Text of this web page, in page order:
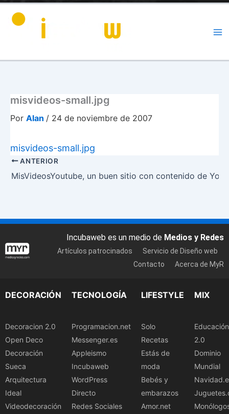
misvideos-small.jpg
Por Alan / 24 de noviembre de 2007
misvideos-small.jpg
ANTERIOR
MisVideosYoutube, un buen sitio con contenido de
Incubaweb es un medio de Medios y Redes
Artículos patrocinados
Servicio de Diseño web
Contacto
Acerca de MyR
DECORACIÓN
Decoracion 2.0
Open Deco
Decoración
Sueca
Arquitectura
Ideal
Videodecoración
TECNOLOGÍA
Programacion.net
Messenger.es
Appleismo
Incubaweb
WordPress
Directo
Redes Sociales
LIFESTYLE
Solo
Recetas
Estás de
moda
Bebés y
embarazos
Amor.net
MIX
Educación
2.0
Dominio
Mundial